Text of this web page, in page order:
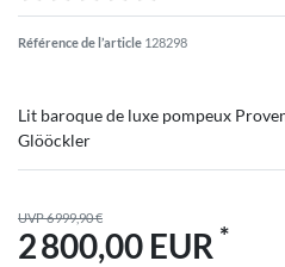
Référence de l’article 128298
Lit baroque de luxe pompeux
Glööckler
UVP 6 999,90 €
2 800,00 EUR *